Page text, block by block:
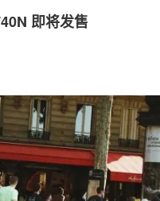
即将发售